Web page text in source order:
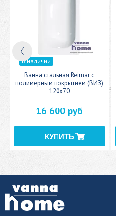
В наличии
Ванна стальная Reimar с
полимерным покрытием (ВИЗ)
120x70
16 600 руб